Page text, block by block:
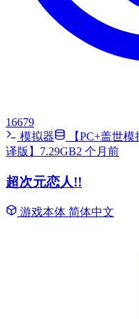
16679
模拟器
【PC+盖世
译版】7.29GB2 个月前
超次元恋人!!
游戏本体 简体中文